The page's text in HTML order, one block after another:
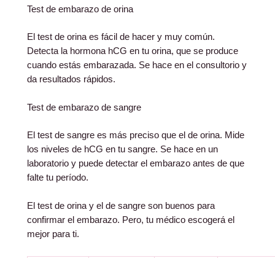
Test de embarazo de orina
El test de orina es fácil de hacer y muy común.
Detecta la hormona hCG en tu orina, que se produce
cuando estás embarazada. Se hace en el consultorio y
da resultados rápidos.
Test de embarazo de sangre
El test de sangre es más preciso que el de orina. Mide
los niveles de hCG en tu sangre. Se hace en un
laboratorio y puede detectar el embarazo antes de que
falte tu período.
El test de orina y el de sangre son buenos para
confirmar el embarazo. Pero, tu médico escogerá el
mejor para ti.